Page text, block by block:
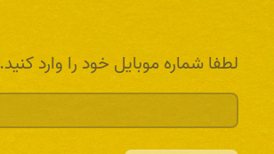
لطفا شماره موبایل خود را وارد کنید.